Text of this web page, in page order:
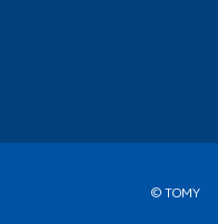
© TOMY